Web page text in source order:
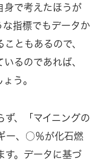
身で考えたほうが
指標でもデータか
ともあるので、
るのであれば、
う。
ず、「マイニングの
ー、○％が化石燃
す。データに基づ